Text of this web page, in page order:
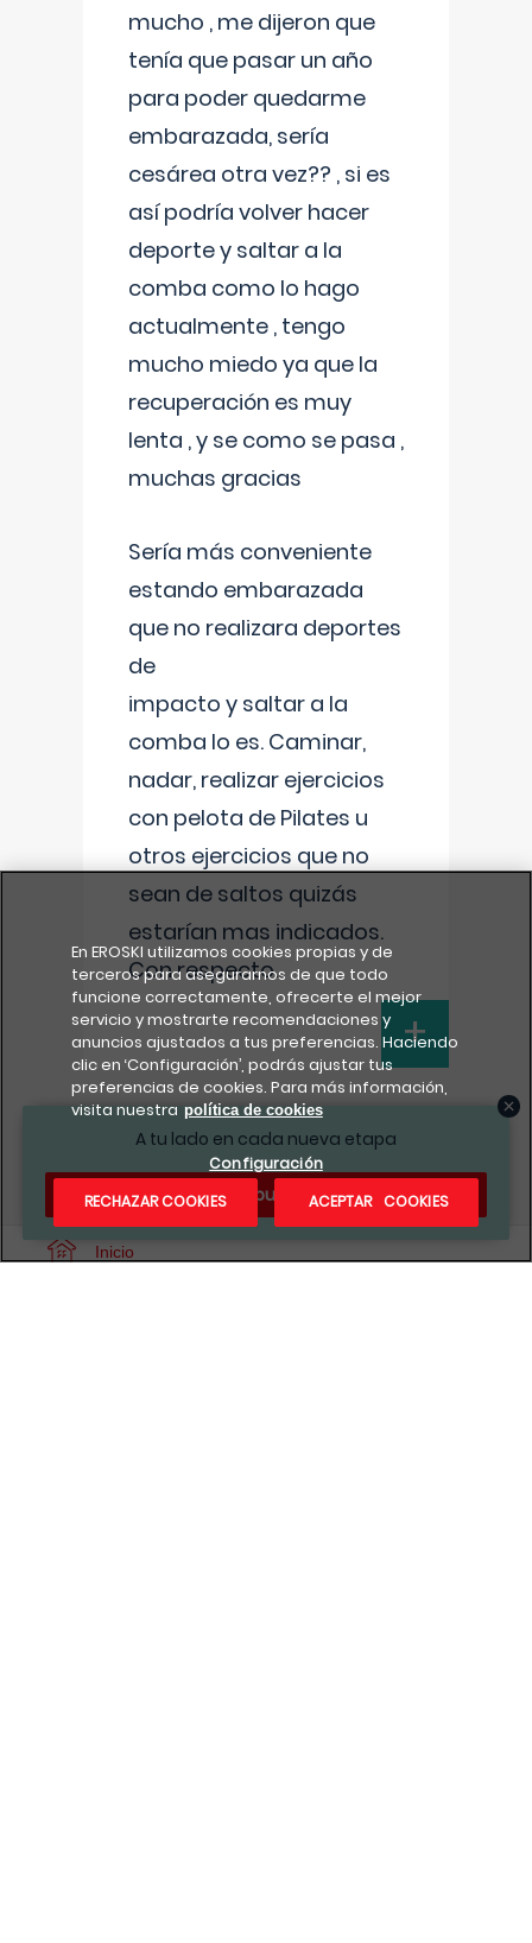
mucho , me dijeron que
tenía que pasar un año
para poder quedarme
embarazada, sería
cesárea otra vez?? , si es
así podría volver hacer
deporte y saltar a la
comba como lo hago
actualmente , tengo
mucho miedo ya que la
recuperación es muy
lenta , y se como se pasa ,
muchas gracias
Sería más conveniente
estando embarazada
que no realizara deportes
de
impacto y saltar a la
comba lo es. Caminar,
nadar, realizar ejercicios
con pelota de Pilates u
otros ejercicios que no
sean de saltos quizás
estarían mas indicados.
Con respecto...
+
< Anterior 2Siguiente >
A tu lado en cada nueva etapa
¿Te apuntas?
Inicio
En EROSKI utilizamos cookies propias y de
terceros para asegurarnos de que todo
funcione correctamente, ofrecerte el mejor
servicio y mostrarte recomendaciones y
anuncios ajustados a tus preferencias. Haciendo
clic en ‘Configuración’, podrás ajustar tus
preferencias de cookies. Para más información,
visita nuestra política de cookies
Configuración
RECHAZAR COOKIES
ACEPTAR COOKIES